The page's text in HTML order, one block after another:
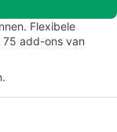
Flexibele
add-ons van